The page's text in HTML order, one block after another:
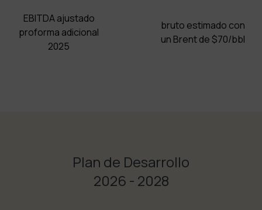
EBITDA ajustado
proforma adicional
2025
bruto estimado con
un Brent de $70/bbl
Plan de Desarrollo
2026 - 2028